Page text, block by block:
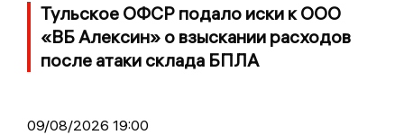
Тульское ОФСР подало иски к ООО
«ВБ Алексин» о взыскании расходов
после атаки склада БПЛА
09/08/2026 19:00